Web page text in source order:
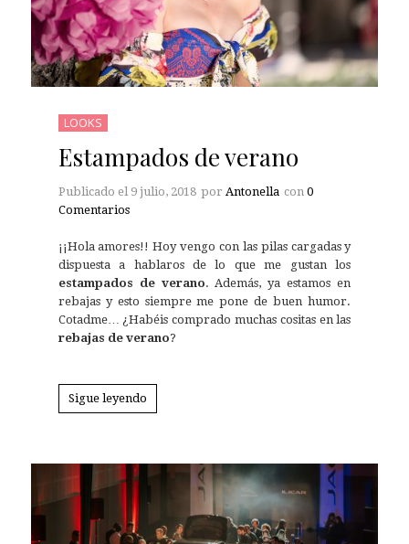
LOOKS
Estampados de verano
Publicado el 9 julio, 2018 por Antonella con 0
Comentarios
¡¡Hola amores!! Hoy vengo con las pilas cargadas y
dispuesta a hablaros de lo que me gustan los
estampados de verano. Además, ya estamos en
rebajas y esto siempre me pone de buen humor.
Cotadme… ¿Habéis comprado muchas cositas en las
rebajas de verano?
Sigue leyendo